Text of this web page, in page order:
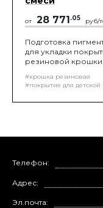
от 28 771 .05 руб/
Подготовка
для укладки
резиновой
пропорциями
проектом,
помощи
#крошка резиновая
#покрытие для
Телефон:
Адрес:
Эл.почта: